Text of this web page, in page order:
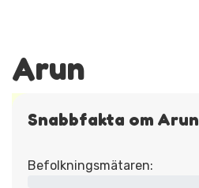
Arun
Snabbfakta om Arun
Befolkningsmätaren: